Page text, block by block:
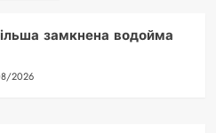
замкнена водойма
2026